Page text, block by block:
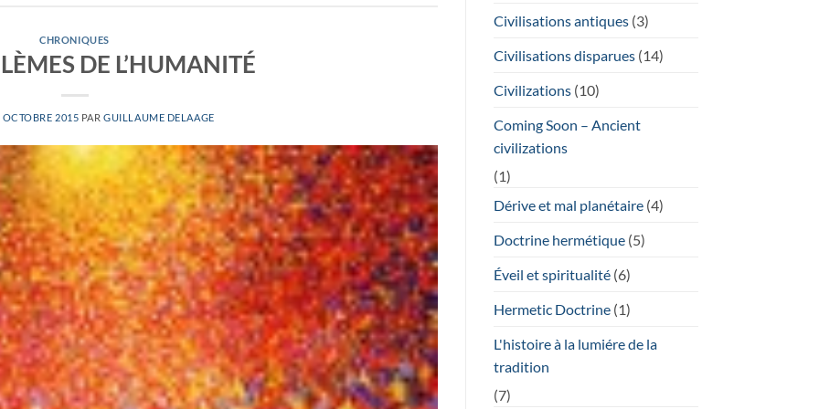
CHRONIQUES
DE L’HUMANITÉ
OCTOBRE 2015 PARGUILLAUME DELAAGE
Civilisations antiques (3)
Civilisations disparues (14)
Civilizations (10)
Coming Soon – Ancient
civilizations
(1)
Dérive et mal planétaire (4)
Doctrine hermétique (5)
Éveil et spiritualité (6)
Hermetic Doctrine (1)
L'histoire à la lumiére de la
tradition
(7)